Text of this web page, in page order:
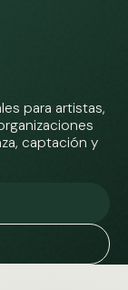
para artistas,
captación y